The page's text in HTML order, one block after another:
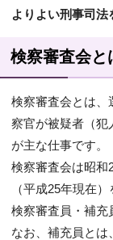
よりよい刑事司法
検察審査会と
検察審査会とは、
察官が被疑者（犯
が主な仕事です。
検察審査会は昭和
（平成25年現在
検察審査員・補充
なお、補充員とは